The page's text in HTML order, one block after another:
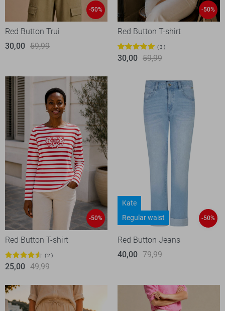
-50%
Red Button Trui
30,00 59,99
-50%
Red Button T-shirt
3
30,00 59,99
-50%
Red Button T-shirt
2
25,00 49,99
Kate
Regular waist
-50%
Red Button Jeans
40,00 79,99